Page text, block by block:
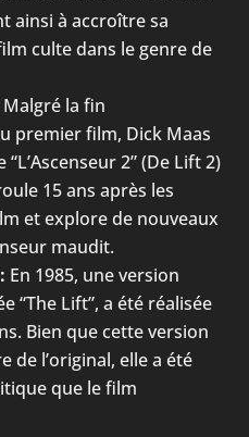
ainsi à accroître sa
culte dans le genre de
Malgré la fin
premier film, Dick Maas
2” (De Lift 2)
15 ans après les
et explore de nouveaux
maudit.
En 1985, une version
“The Lift”, a été réalisée
Bien que cette version
de l’original, elle a été
que le film